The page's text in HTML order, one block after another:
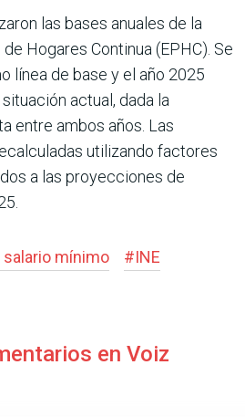
las bases anuales de la
Hogares Continua (EPHC). Se
línea de base y el año 2025
actual, dada la
entre ambos años. Las
utilizando factores
a las proyecciones de
salario mínimo #INE
en Voiz